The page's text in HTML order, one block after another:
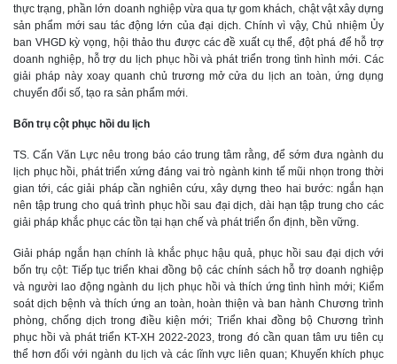
thực trạng, phần lớn doanh nghiệp vừa qua tự gom khách, chật vật xây dựng
sản phẩm mới sau tác động lớn của đại dịch. Chính vì vậy, Chủ nhiệm Ủy
ban VHGD kỳ vọng, hội thảo thu được các đề xuất cụ thể, đột phá để hỗ trợ
doanh nghiệp, hỗ trợ du lịch phục hồi và phát triển trong tình hình mới. Các
giải pháp này xoay quanh chủ trương mở cửa du lịch an toàn, ứng dụng
chuyển đổi số, tạo ra sản phẩm mới.
Bốn trụ cột phục hồi du lịch
TS. Cấn Văn Lực nêu trong báo cáo trung tâm rằng, để sớm đưa ngành du
lịch phục hồi, phát triển xứng đáng vai trò ngành kinh tế mũi nhọn trong thời
gian tới, các giải pháp cần nghiên cứu, xây dựng theo hai bước: ngắn hạn
nên tập trung cho quá trình phục hồi sau đại dịch, dài hạn tập trung cho các
giải pháp khắc phục các tồn tại hạn chế và phát triển ổn định, bền vững.
Giải pháp ngắn hạn chính là khắc phục hậu quả, phục hồi sau đại dịch với
bốn trụ cột: Tiếp tục triển khai đồng bộ các chính sách hỗ trợ doanh nghiệp
và người lao động ngành du lịch phục hồi và thích ứng tình hình mới; Kiểm
soát dịch bệnh và thích ứng an toàn, hoàn thiện và ban hành Chương trình
phòng, chống dịch trong điều kiện mới; Triển khai đồng bộ Chương trình
phục hồi và phát triển KT-XH 2022-2023, trong đó cần quan tâm ưu tiên cụ
thể hơn đối với ngành du lịch và các lĩnh vực liên quan; Khuyến khích phục